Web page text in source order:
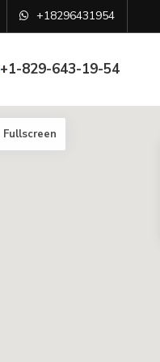
+18296431954
+1-829-643-19-54
Fullscreen